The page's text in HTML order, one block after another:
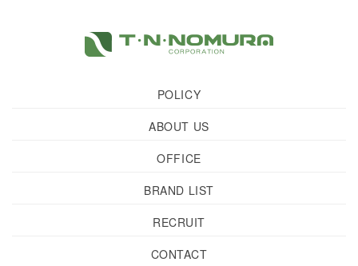
POLICY
ABOUT US
OFFICE
BRAND LIST
RECRUIT
CONTACT